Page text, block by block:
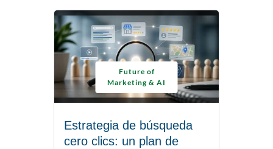
Future of
Marketing & AI
Estrategia de búsqueda
cero clics: un plan de